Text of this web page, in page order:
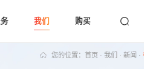
我们 购买
您的位置： 首页 · 我们 · 新闻 ·